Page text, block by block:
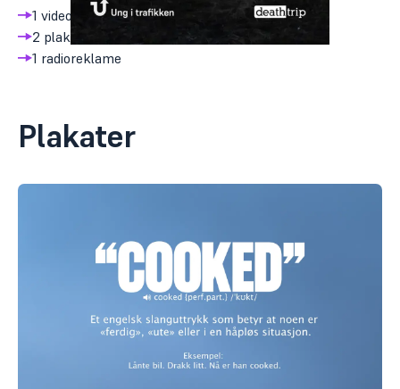
1 video
2 plakater
1 radioreklame
Plakater